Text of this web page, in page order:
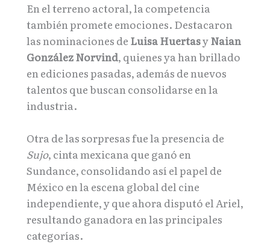
En el terreno actoral, la competencia
también promete emociones. Destacaron
las nominaciones de Luisa HuertasyNaian
González Norvind, quienes ya han brillado
en ediciones pasadas, además de nuevos
talentos que buscan consolidarse en la
industria.
Otra de las sorpresas fue la presencia de
Sujo, cinta mexicana que ganó en
Sundance, consolidando así el papel de
México en la escena global del cine
independiente, y que ahora disputó el Ariel,
resultando ganadora en las principales
categorías.